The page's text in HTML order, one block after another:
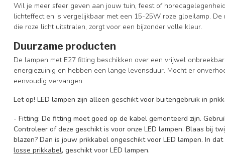
Wil je meer sfeer geven aan jouw tuin, feest of
lichteffect en is vergelijkbaar met een 15-25W roze gloeilamp. De
die roze licht uitstralen, zorgt voor een bijzonder volle kleur.
Duurzame producten
De lampen met E27 fitting beschikken over een vrijwel
energiezuinig en hebben een lange levensduur. Mocht er
eenvoudig vervangen.
Let op! LED lampen zijn alleen geschikt voor buitengebruik in
- Fitting: De fitting moet goed op de kabel gemonteerd zijn.
Controleer of deze geschikt is voor onze LED lampen. Blaas bij
blazen? Dan is jouw prikkabel ongeschikt voor LED lampen. In
losse prikkabel, geschikt voor LED lampen.